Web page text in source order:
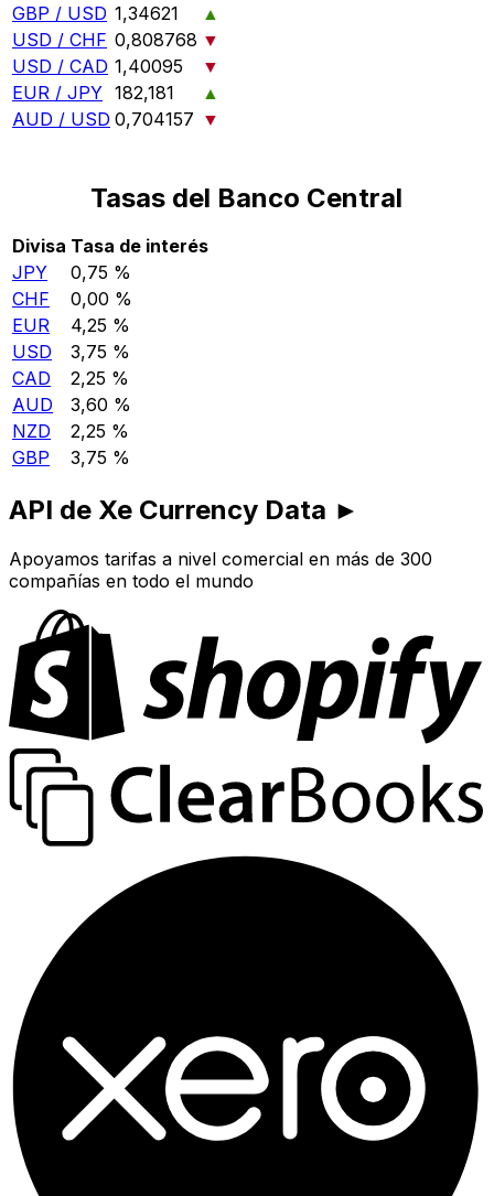
GBP / USD 1,34621
▲
USD / CHF 0,808768 ▼
USD / CAD 1,40095
▼
EUR / JPY 182,181
▲
AUD / USD 0,704157 ▼
Tasas del Banco Central
Divisa Tasa de interés
JPY
0,75 %
CHF
0,00 %
EUR
4,25 %
USD
3,75 %
CAD
2,25 %
AUD
3,60 %
NZD
2,25 %
GBP
3,75 %
API de Xe Currency Data ►
Apoyamos tarifas a nivel comercial en más de 300
compañías en todo el mundo